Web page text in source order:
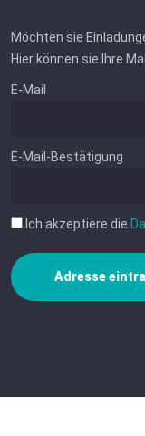
Möchten sie
Hier können sie Ihre
E-Mail
E-Mail-Bestätigung
Ich akzeptiere die
Adresse